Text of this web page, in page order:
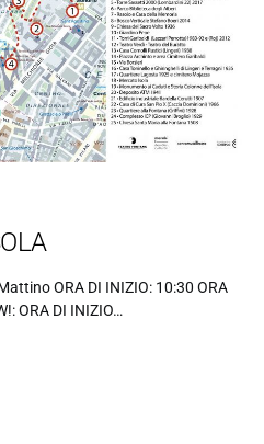
ORA DI INIZIO: 10:30 ORA
ORA DI INIZIO…